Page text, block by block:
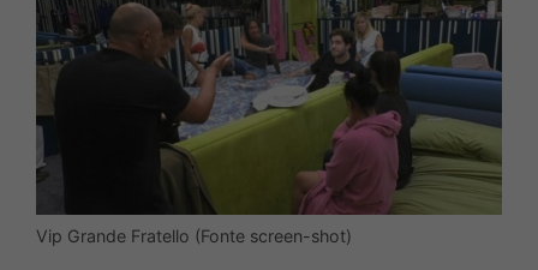
Vip Grande Fratello (Fonte screen-shot)